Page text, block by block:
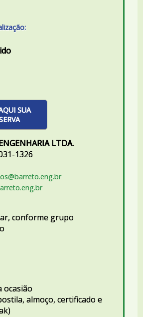
SUA
LTDA.
1326
conforme grupo
ocasião
almoço, certificado e